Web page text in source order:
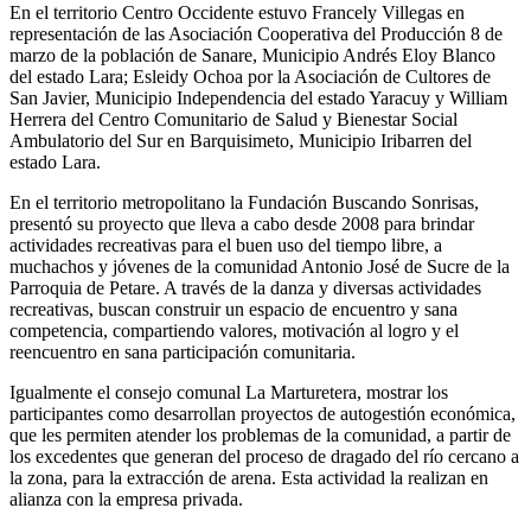
En el territorio Centro Occidente estuvo Francely Villegas en
representación de las Asociación Cooperativa del Producción 8 de
marzo de la población de Sanare, Municipio Andrés Eloy Blanco
del estado Lara; Esleidy Ochoa por la Asociación de Cultores de
San Javier, Municipio Independencia del estado Yaracuy y William
Herrera del Centro Comunitario de Salud y Bienestar Social
Ambulatorio del Sur en Barquisimeto, Municipio Iribarren del
estado Lara.
En el territorio metropolitano la Fundación Buscando Sonrisas,
presentó su proyecto que lleva a cabo desde 2008 para brindar
actividades recreativas para el buen uso del tiempo libre, a
muchachos y jóvenes de la comunidad Antonio José de Sucre de la
Parroquia de Petare. A través de la danza y diversas actividades
recreativas, buscan construir un espacio de encuentro y sana
competencia, compartiendo valores, motivación al logro y el
reencuentro en sana participación comunitaria.
Igualmente el consejo comunal La Marturetera, mostrar los
participantes como desarrollan proyectos de autogestión económica,
que les permiten atender los problemas de la comunidad, a partir de
los excedentes que generan del proceso de dragado del río cercano a
la zona, para la extracción de arena. Esta actividad la realizan en
alianza con la empresa privada.